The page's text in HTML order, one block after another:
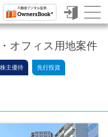
オフィス用地案件
株主優待 先行投資